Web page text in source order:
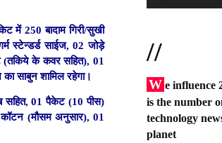
में 250 बादाम गिरी/सुखी
स्टेन्डर्ड साईज, 02 जोड़े
(तकिये के कवर सहित), 01
साबुन शामिल रहेगा।
सहित, 01 पैकेट (10 पीस)
कॉटन (मौसम अनुसार), 01
//
W e influence
is the number
technology
planet